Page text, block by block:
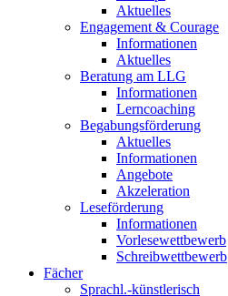
Aktuelles
Engagement & Courage
Informationen
Aktuelles
Beratung am LLG
Informationen
Lerncoaching
Begabungsförderung
Aktuelles
Informationen
Angebote
Akzeleration
Leseförderung
Informationen
Vorlesewettbewerb
Schreibwettbewerb
Fächer
Sprachl.-künstlerisch